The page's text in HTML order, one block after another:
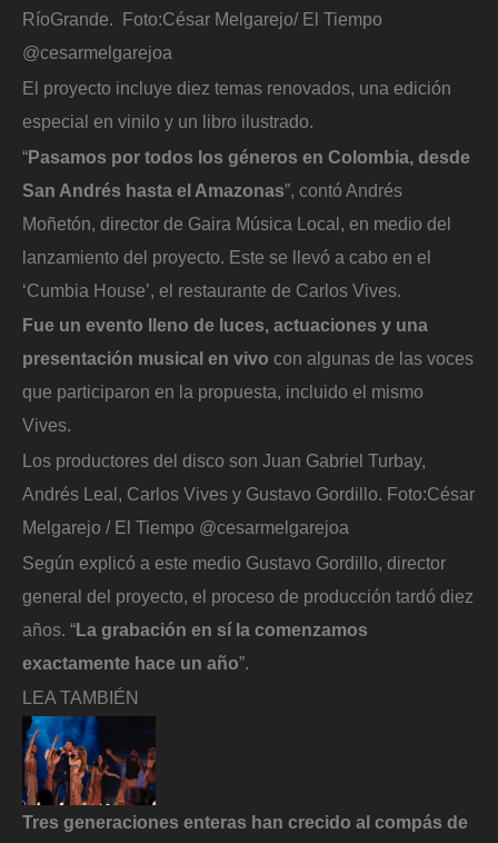
RíoGrande. Foto:César Melgarejo/ El Tiempo
@cesarmelgarejoa
El proyecto incluye diez temas renovados, una edición
especial en vinilo y un libro ilustrado.
“Pasamos por todos los géneros en Colombia, desde
San Andrés hasta el Amazonas”, contó Andrés
Moñetón, director de Gaira Música Local, en medio del
lanzamiento del proyecto. Este se llevó a cabo en el
‘Cumbia House’, el restaurante de Carlos Vives.
Fue un evento lleno de luces, actuaciones y una
presentación musical en vivo con algunas de las voces
que participaron en la propuesta, incluido el mismo
Vives.
Los productores del disco son Juan Gabriel Turbay,
Andrés Leal, Carlos Vives y Gustavo Gordillo. Foto:César
Melgarejo / El Tiempo @cesarmelgarejoa
Según explicó a este medio Gustavo Gordillo, director
general del proyecto, el proceso de producción tardó diez
años. “La grabación en sí la comenzamos
exactamente hace un año”.
LEA TAMBIÉN
Tres generaciones enteras han crecido al compás de